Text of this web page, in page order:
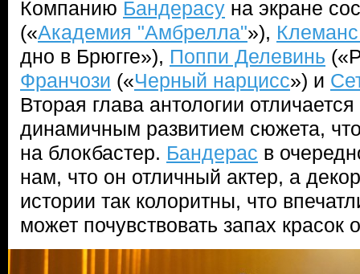
Компанию Бандерасу на экране
(«Академия "Амбрелла"»),
дно в Брюгге»), Поппи Делевинь
Франчози («Черный нарцисс») и
Вторая глава антологии
динамичным развитием сюжета,
на блокбастер. Бандерас в
нам, что он отличный актер, а
истории так колоритны, что
может почувствовать запах красок